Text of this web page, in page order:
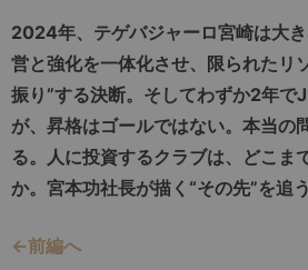
2024年、テゲバジャーロ宮崎は大
営と強化を一体化させ、限られたリ
振り”する決断。そしてわずか2年で
が、昇格はゴールではない。本当の
る。人に投資するクラブは、どこま
か。宮本功社長が描く“その先”を追う
←前編へ